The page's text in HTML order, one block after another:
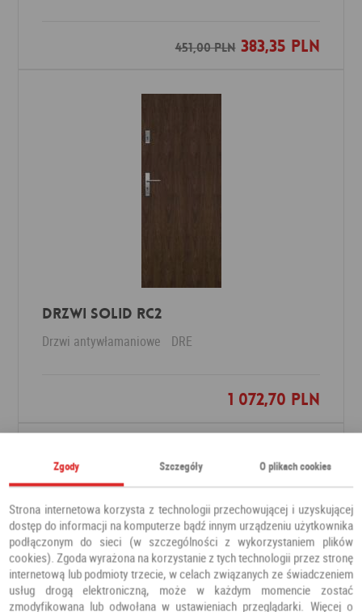
451,00 PLN383,35 PLN
Dodaj do ulubionych
DRZWI SOLID RC2
Drzwi antywłamaniowe DRE
1 072,70 PLN
Dodaj do ulubionych
Zgody Szczegóły O plikach cookies
Strona internetowa korzysta z technologii przechowującej i uzyskującej
dostęp do informacji na komputerze bądź innym urządzeniu użytkownika
podłączonym do sieci (w szczególności z wykorzystaniem plików
cookies). Zgoda wyrażona na korzystanie z tych technologii przez stronę
internetową lub podmioty trzecie, w celach związanych ze świadczeniem
usług drogą elektroniczną, może w każdym momencie zostać
zmodyfikowana lub odwołana w ustawieniach przeglądarki. Więcej o